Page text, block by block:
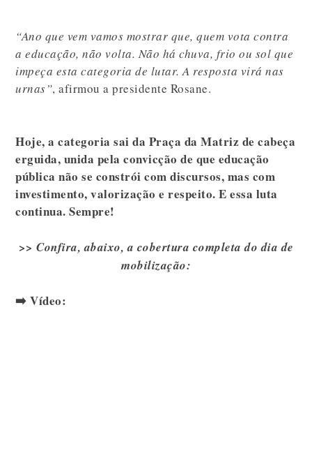
“Ano que vem vamos mostrar que, quem vota contra
a educação, não volta. Não há chuva, frio ou sol que
impeça esta categoria de lutar. A resposta virá nas
urnas”, afirmou a presidente Rosane.
Hoje, a categoria sai da Praça da Matriz de cabeça
erguida, unida pela convicção de que educação
pública não se constrói com discursos, mas com
investimento, valorização e respeito. E essa luta
continua. Sempre!
>> Confira, abaixo, a cobertura completa do dia de
mobilização:
➡️ Vídeo: